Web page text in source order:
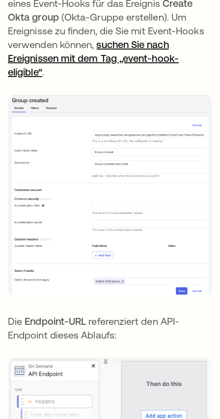
eines Event-Hooks für das Ereignis Create
Okta group(Okta-Gruppe erstellen). Um
Ereignisse zu finden, die Sie mit Event-Hooks
verwenden können,suchen Sie nach
Ereignissen mit dem Tag „event-hook-
eligible“.
Die Endpoint-URL referenziert den API-
Endpoint dieses Ablaufs: